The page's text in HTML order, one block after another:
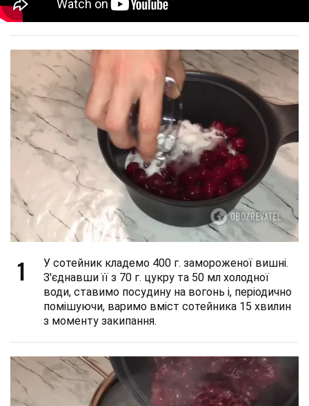
1
У сотейник кладемо 400 г. замороженої вишні.
З'єднавши її з 70 г. цукру та 50 мл холодної
води, ставимо посудину на вогонь і, періодично
помішуючи, варимо вміст сотейника 15 хвилин
з моменту закипання.